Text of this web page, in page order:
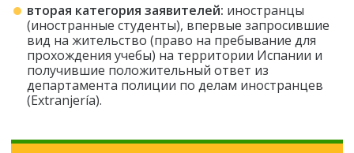
вторая категория заявителей: иностранцы
(иностранные студенты), впервые запросившие
вид на жительство (право на пребывание для
прохождения учебы) на территории Испании и
получившие положительный ответ из
департамента полиции по делам иностранцев
(Extranjería).